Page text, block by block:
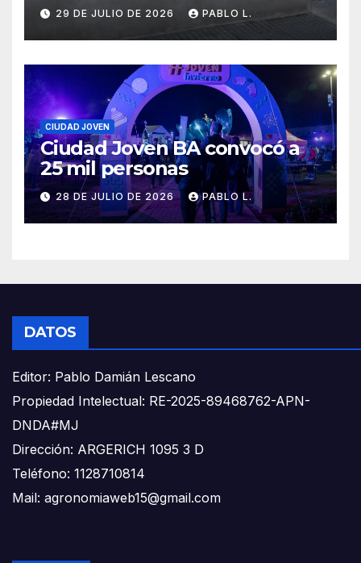
29 DE JULIO DE 2026 PABLO L.
CIUDAD JOVEN
Ciudad Joven BA convocó a
25 mil personas
28 DE JULIO DE 2026 PABLO L.
DATOS
Editor: Pablo Damián Lescano
Propiedad Intelectual: RE-2025-89468762-APN-
DNDA#MJ
Dirección: ARGERICH 1095 3 D
Teléfono: 1128710814
Mail: agronomiaweb15@gmail.com